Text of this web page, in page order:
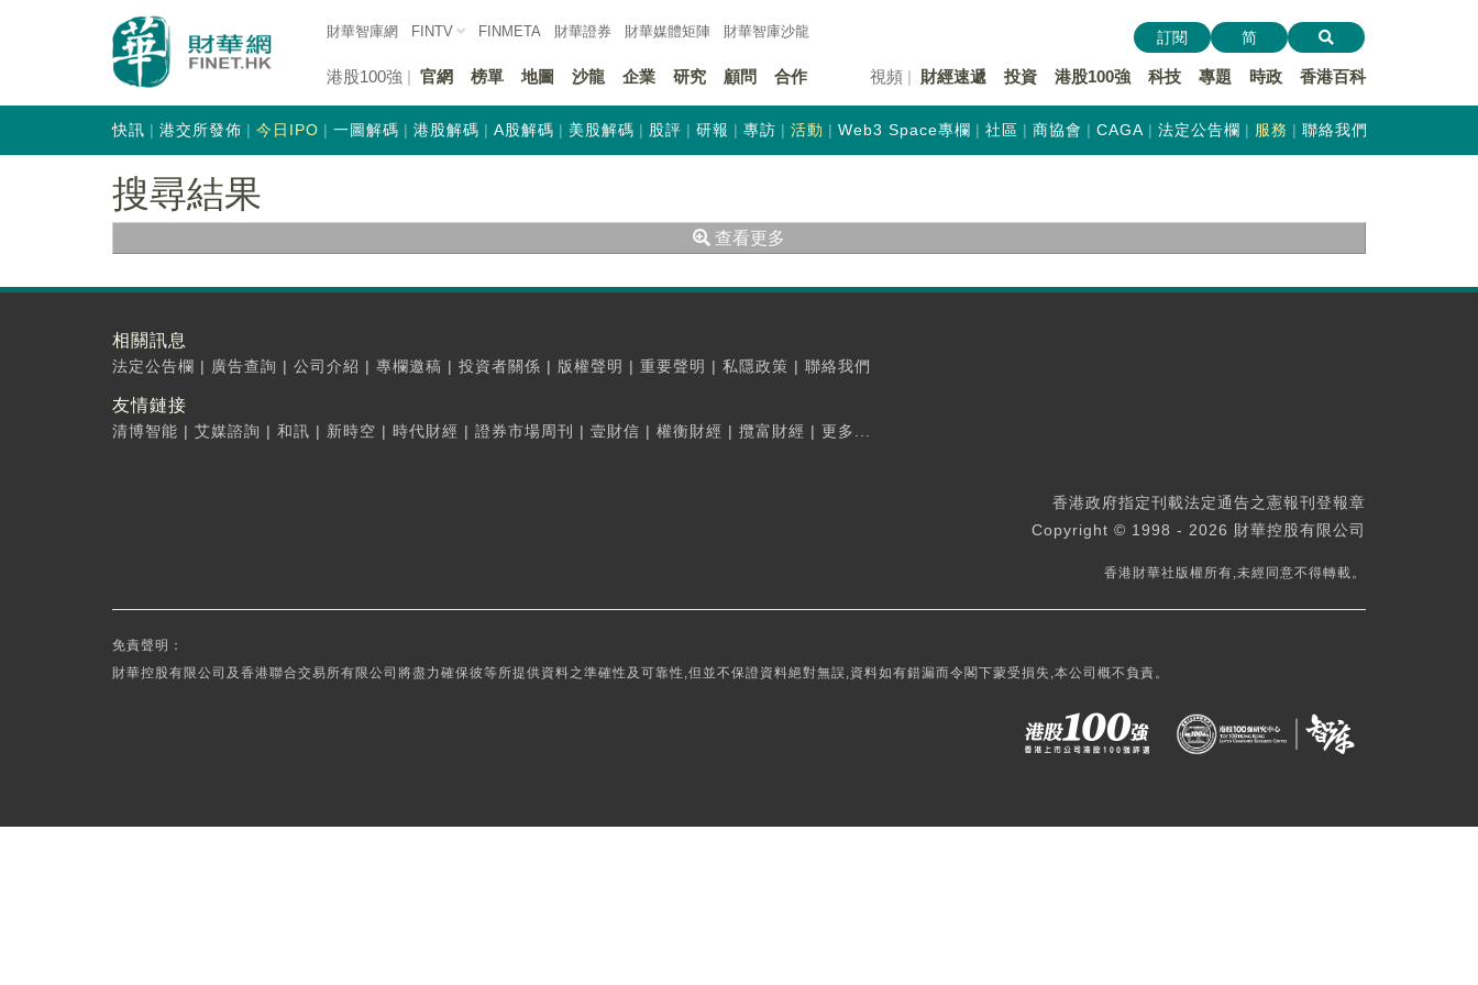
財華智庫網 FINTV FINMETA 財華證券 財華媒體矩陣 財華智庫沙龍
港股100強 官網 榜單 地圖 沙龍 企業 研究 顧問 合作 視頻 財經速遞 投資 港股100強 科技 專題 時政 香港百科
訂閱 简
快訊 港交所發佈 今日IPO 一圖解碼 港股解碼 A股解碼 美股解碼 股評 研報 專訪 活動 Web3 Space專欄 社區 商協會 CAGA 法定公告欄 服務 聯絡我們
搜尋結果
查看更多
相關訊息
法定公告欄 | 廣告查詢 | 公司介紹 | 專欄邀稿 | 投資者關係 | 版權聲明 | 重要聲明 | 私隱政策 | 聯絡我們
友情鏈接
清博智能 | 艾媒諮詢 | 和訊 | 新時空 | 時代財經 | 證券市場周刊 | 壹財信 | 權衡財經 | 攬富財經 | 更多...
香港政府指定刊載法定通告之憲報刊登報章
Copyright © 1998 - 2026 財華控股有限公司
香港財華社版權所有,未經同意不得轉載。
免責聲明：
財華控股有限公司及香港聯合交易所有限公司將盡力確保彼等所提供資料之準確性及可靠性,但並不保證資料絕對無誤,資料如有錯漏而令閣下蒙受損失,本公司概不負責。